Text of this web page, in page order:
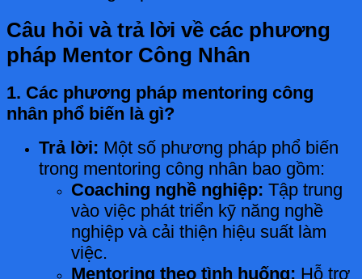
Câu hỏi và trả lời về các phương
pháp Mentor Công Nhân
1. Các phương pháp mentoring công
nhân phổ biến là gì?
Trả lời: Một số phương pháp phổ biến
trong mentoring công nhân bao gồm:
Coaching nghề nghiệp: Tập trung
vào việc phát triển kỹ năng nghề
nghiệp và cải thiện hiệu suất làm
việc.
Mentoring theo tình huống: Hỗ trợ